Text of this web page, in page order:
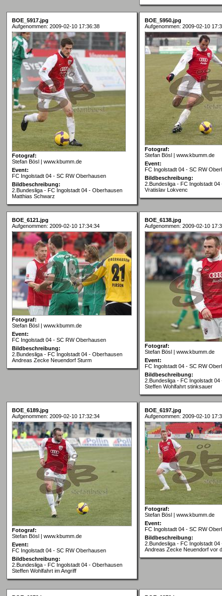
BOE_5917.jpg
Aufgenommen: 2009-02-10 17:36:38
Fotograf:
Stefan Bösl | www.kbumm.de
Event:
FC Ingolstadt 04 - SC RW Oberhausen
Bildbeschreibung:
2.Bundesliga - FC Ingolstadt 04 - Oberhausen
Matthias Schwarz
BOE_5950.jpg
Aufgenommen: 2009-02-10
Fotograf:
Stefan Bösl | www.kbumm.de
Event:
FC Ingolstadt 04 - SC RW
Bildbeschreibung:
2.Bundesliga - FC Ingolstadt
Vratislav Lokvenc
BOE_6121.jpg
Aufgenommen: 2009-02-10 17:34:34
Fotograf:
Stefan Bösl | www.kbumm.de
Event:
FC Ingolstadt 04 - SC RW Oberhausen
Bildbeschreibung:
2.Bundesliga - FC Ingolstadt 04 - Oberhausen
Andreas Zecke Neuendorf Sturm
BOE_6138.jpg
Aufgenommen: 2009-02-10
Fotograf:
Stefan Bösl | www.kbumm.de
Event:
FC Ingolstadt 04 - SC RW
Bildbeschreibung:
2.Bundesliga - FC Ingolstadt
Steffen Wohlfahrt stinksauer
BOE_6189.jpg
Aufgenommen: 2009-02-10 17:32:34
Fotograf:
Stefan Bösl | www.kbumm.de
Event:
FC Ingolstadt 04 - SC RW Oberhausen
Bildbeschreibung:
2.Bundesliga - FC Ingolstadt 04 - Oberhausen
Steffen Wohlfahrt im Angriff
BOE_6197.jpg
Aufgenommen: 2009-02-10
Fotograf:
Stefan Bösl | www.kbumm.de
Event:
FC Ingolstadt 04 - SC RW
Bildbeschreibung:
2.Bundesliga - FC Ingolstadt
Andreas Zecke Neuendorf vor